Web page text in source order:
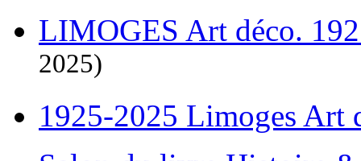
LIMOGES Art déco.
2025)
1925-2025 Limoges Art